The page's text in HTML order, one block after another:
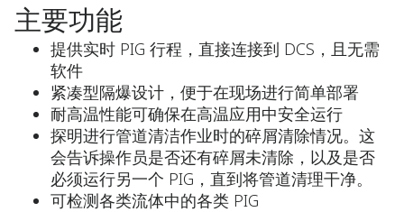
主要功能
提供实时 PIG 行程，直接连接到 DCS，且无需
软件
紧凑型隔爆设计，便于在现场进行简单部署
耐高温性能可确保在高温应用中安全运行
探明进行管道清洁作业时的碎屑清除情况。这
会告诉操作员是否还有碎屑未清除，以及是否
必须运行另一个 PIG，直到将管道清理干净。
可检测各类流体中的各类 PIG